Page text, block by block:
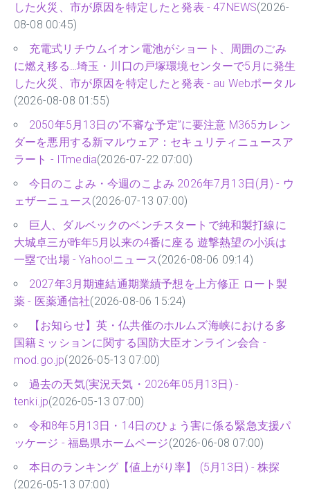
した火災、市が原因を特定したと発表 - 47NEWS(2026-
08-08 00:45)
充電式リチウムイオン電池がショート、周囲のごみ
に燃え移る…埼玉・川口の戸塚環境センターで5月に発生
した火災、市が原因を特定したと発表 - au Webポータル
(2026-08-08 01:55)
2050年5月13日の“不審な予定”に要注意 M365カレン
ダーを悪用する新マルウェア：セキュリティニュースア
ラート - ITmedia(2026-07-22 07:00)
今日のこよみ・今週のこよみ 2026年7月13日(月) - ウ
ェザーニュース(2026-07-13 07:00)
巨人、ダルベックのベンチスタートで純和製打線に
大城卓三が昨年5月以来の4番に座る 遊撃熱望の小浜は
一塁で出場 - Yahoo!ニュース(2026-08-06 09:14)
2027年3月期連結通期業績予想を上方修正 ロート製
薬 - 医薬通信社(2026-08-06 15:24)
【お知らせ】英・仏共催のホルムズ海峡における多
国籍ミッションに関する国防大臣オンライン会合 -
mod.go.jp(2026-05-13 07:00)
過去の天気(実況天気・2026年05月13日) -
tenki.jp(2026-05-13 07:00)
令和8年5月13日・14日のひょう害に係る緊急支援パ
ッケージ - 福島県ホームページ(2026-06-08 07:00)
本日のランキング【値上がり率】 (5月13日) - 株探
(2026-05-13 07:00)